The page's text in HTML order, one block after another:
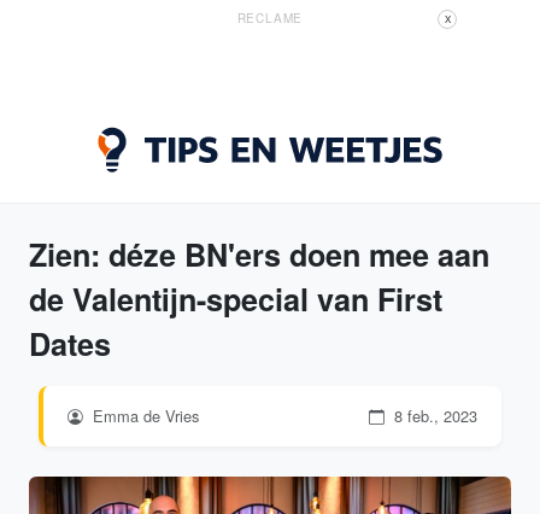
RECLAME X
Zien: déze BN'ers doen mee aan
de Valentijn-special van First
Dates
Emma de Vries 8 feb., 2023